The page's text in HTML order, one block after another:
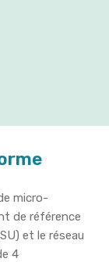
micro-
de référence
et le réseau
4